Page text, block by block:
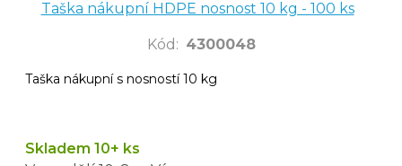
Taška nákupní HDPE nosnost 10 kg - 100 ks
Kód : 4300048
Taška nákupní s nosností 10 kg
Skladem 10+ ks